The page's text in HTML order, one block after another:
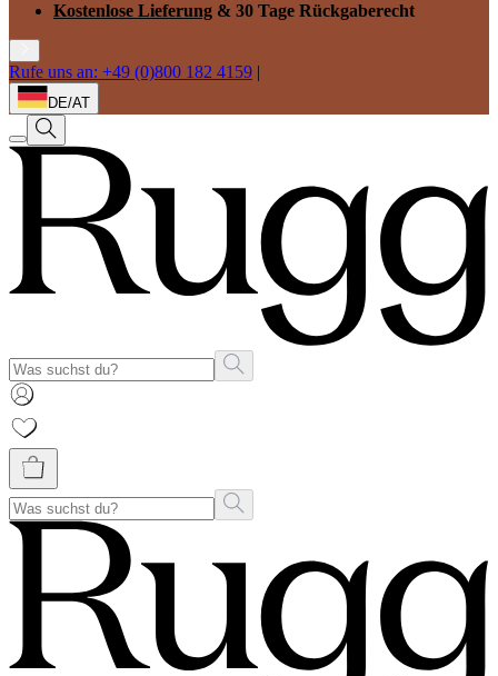
Kostenlose Lieferung & 30 Tage Rückgaberecht
Rufe uns an: +49 (0)800 182 4159 |
DE/AT